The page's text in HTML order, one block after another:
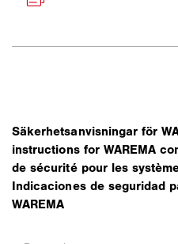
Säkerhetsanvisningar för
instructions for WAREMA
de sécurité pour les
Indicaciones de seguridad
WAREMA